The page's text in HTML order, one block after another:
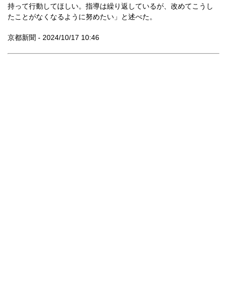
持って行動してほしい。指導は繰り返しているが、改めてこうし
たことがなくなるように努めたい」と述べた。
京都新聞 - 2024/10/17 10:46